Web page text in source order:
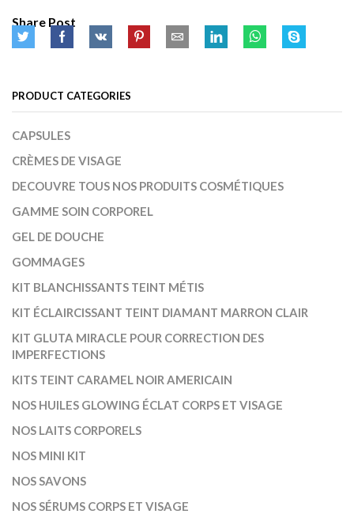
Share Post
PRODUCT CATEGORIES
CAPSULES
CRÈMES DE VISAGE
DECOUVRE TOUS NOS PRODUITS COSMÉTIQUES
GAMME SOIN CORPOREL
GEL DE DOUCHE
GOMMAGES
KIT BLANCHISSANTS TEINT MÉTIS
KIT ÉCLAIRCISSANT TEINT DIAMANT MARRON CLAIR
KIT GLUTA MIRACLE POUR CORRECTION DES
IMPERFECTIONS
KITS TEINT CARAMEL NOIR AMERICAIN
NOS HUILES GLOWING ÉCLAT CORPS ET VISAGE
NOS LAITS CORPORELS
NOS MINI KIT
NOS SAVONS
NOS SÉRUMS CORPS ET VISAGE